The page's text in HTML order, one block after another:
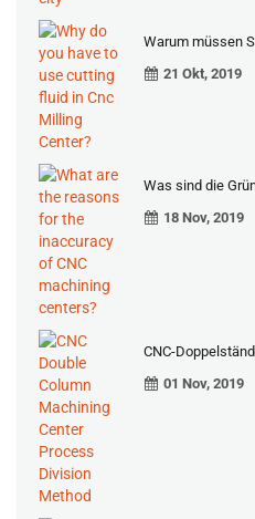
Warum müssen
21 Okt, 2019
Was sind die
18 Nov, 2019
CNC-
01 Nov, 2019